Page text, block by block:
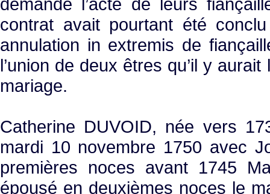
contrat avait pourtant été
annulation in extremis de
l’union de deux êtres qu’il y
mariage.
Catherine DUVOID, née vers
mardi 10 novembre 1750 avec
premières noces avant 1745
épousé en deuxièmes noces le